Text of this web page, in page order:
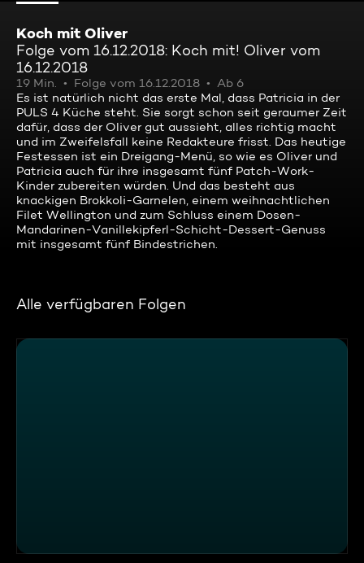
Koch mit Oliver
Folge vom 16.12.2018: Koch mit! Oliver vom
16.12.2018
19 Min. Folge vom 16.12.2018
Ab 6
Es ist natürlich nicht das erste Mal, dass Patricia in der
PULS 4 Küche steht. Sie sorgt schon seit geraumer Zeit
dafür, dass der Oliver gut aussieht, alles richtig macht
und im Zweifelsfall keine Redakteure frisst. Das heutige
Festessen ist ein Dreigang-Menü, so wie es Oliver und
Patricia auch für ihre insgesamt fünf Patch-Work-
Kinder zubereiten würden. Und das besteht aus
knackigen Brokkoli-Garnelen, einem weihnachtlichen
Filet Wellington und zum Schluss einem Dosen-
Mandarinen-Vanillekipferl-Schicht-Dessert-Genuss
mit insgesamt fünf Bindestrichen.
Alle verfügbaren Folgen